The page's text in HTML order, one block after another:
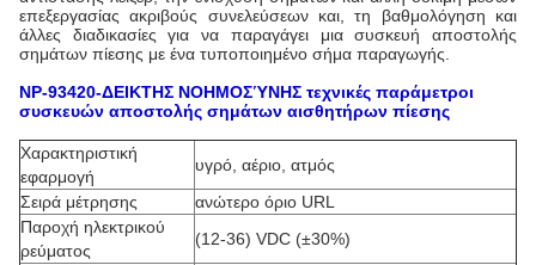
επεξεργασίας ακριβούς συνελεύσεων και, τη βαθμολόγηση και
άλλες διαδικασίες για να παραγάγει μια συσκευή αποστολής
σημάτων πίεσης με ένα τυποποιημένο σήμα παραγωγής.
NP-93420-ΔΕΙΚΤΗΣ ΝΟΗΜΟΣΎΝΗΣ τεχνικές παράμετροι
συσκευών αποστολής σημάτων αισθητήρων πίεσης
Χαρακτηριστική
εφαρμογή
υγρό, αέριο, ατμός
Σειρά μέτρησης
ανώτερο όριο URL
Παροχή ηλεκτρικού
ρεύματος
(12-36) VDC (±30%)